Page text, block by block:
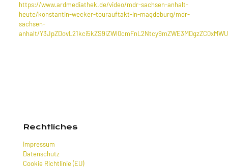
https://www.ardmediathek.de/video/mdr-sachsen-anhalt-
heute/konstantin-wecker-tourauftakt-in-magdeburg/mdr-
sachsen-
anhalt/
Rechtliches
Impressum
Datenschutz
Cookie Richtlinie (EU)